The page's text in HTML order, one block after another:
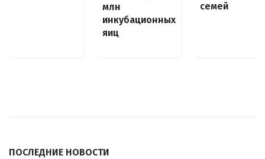
млн
инкубационных
яиц
семей
ПОСЛЕДНИЕ НОВОСТИ